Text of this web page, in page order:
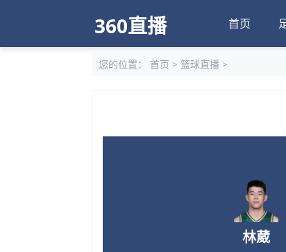
360直播 首页
您的位置： 首页 > 篮球直播 >
林葳